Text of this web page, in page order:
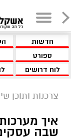
חדשות
ספורט
לוח דרושים
צרכנות ותוכן
שבה